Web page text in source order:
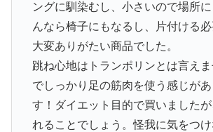
ングに馴染むし、小さいので場所
んなら椅子にもなるし、片付ける
大変ありがたい商品でした。
跳ね心地はトランポリンとは言え
でしっかり足の筋肉を使う感じがあ
す！ダイエット目的で買いましたが
れることでしょう。怪我に気をつけ